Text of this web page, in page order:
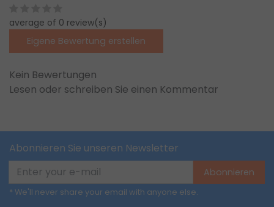
average of 0 review(s)
Eigene Bewertung erstellen
Kein Bewertungen
Lesen oder schreiben Sie einen Kommentar
Abonnieren Sie unseren Newsletter
Abonnieren
* We'll never share your email with anyone else.